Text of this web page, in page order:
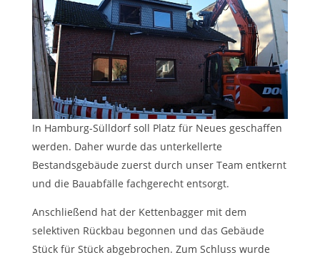
In Hamburg-Sülldorf soll Platz für Neues geschaffen
werden. Daher wurde das unterkellerte
Bestandsgebäude zuerst durch unser Team entkernt
und die Bauabfälle fachgerecht entsorgt.
Anschließend hat der Kettenbagger mit dem
selektiven Rückbau begonnen und das Gebäude
Stück für Stück abgebrochen. Zum Schluss wurde